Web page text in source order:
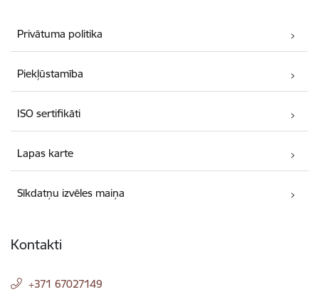
Privātuma politika
Piekļūstamība
ISO sertifikāti
Lapas karte
Sīkdatņu izvēles maiņa
Kontakti
+371 67027149